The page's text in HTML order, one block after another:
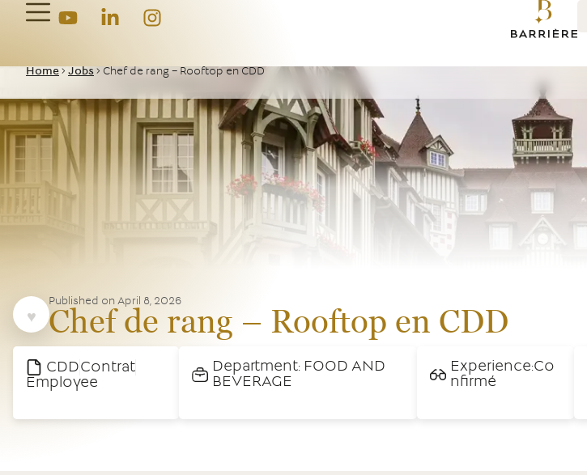
Home > Jobs > Chef de rang – Rooftop en CDD
Published on April 8, 2026
Chef de rang – Rooftop en CDD
CDDContrat
Employee
Department: FOOD AND
BEVERAGE
Experience:Co
nfirmé